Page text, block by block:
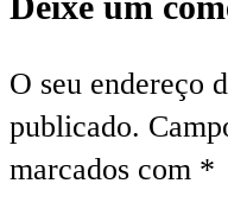
O seu endereço
publicado.
marcados com *